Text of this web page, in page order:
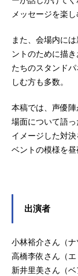
メッセージを楽し
また、会場内に
ントのために描
たちのスタンド
しむ方も多数。
本稿では、声優
場面について語
イメージした対
ベントの模様を昼
出演者
小林裕介さん（ナ
高橋李依さん（エ
新井里美さん（ベ